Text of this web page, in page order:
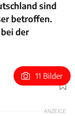
sind
betroffen.
der
Foto: Harald Dawo
11 Bilder
ANZEIGE